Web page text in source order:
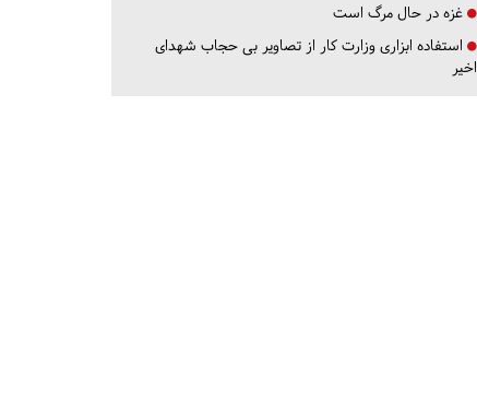
غزه در حال مرگ است
استفاده ابزاری وزارت کار از تصاویر بی حجاب شهدای
اخیر